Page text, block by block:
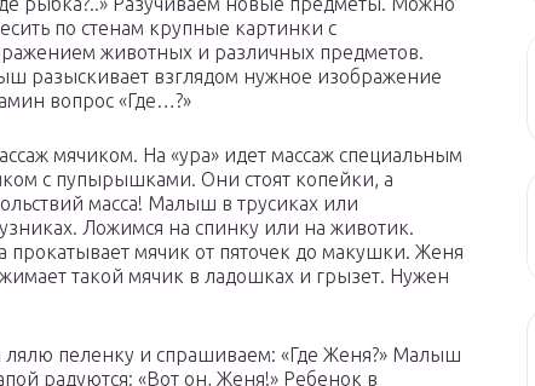
по стенам крупные картинки с
животных и различных предметов.
разыскивает взглядом нужное изображение
вопрос «Где…?»
мячиком. На «ура» идет массаж специальным
с пупырышками. Они стоят копейки, а
масса! Малыш в трусиках или
Ложимся на спинку или на животик.
прокатывает мячик от пяточек до макушки. Женя
такой мячик в ладошках и грызет. Нужен
пеленку и спрашиваем: «Где Женя?» Малыш
радуются: «Вот он, Женя!» Ребенок в